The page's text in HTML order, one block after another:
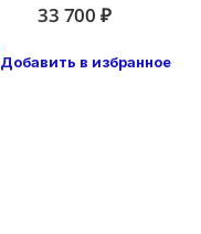
33 700 ₽
Добавить в избранное